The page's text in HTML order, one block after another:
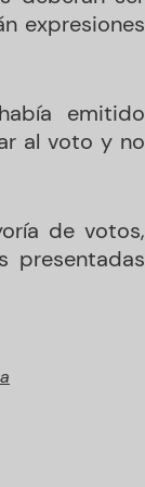
expresiones
emitido
al voto y no
de votos,
presentadas